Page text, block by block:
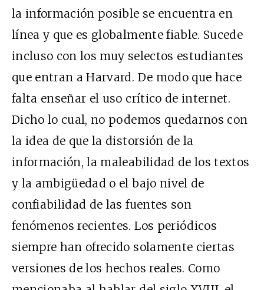
la información posible se encuentra en
línea y que es globalmente fiable. Sucede
incluso con los muy selectos estudiantes
que entran a Harvard. De modo que hace
falta enseñar el uso crítico de internet.
Dicho lo cual, no podemos quedarnos con
la idea de que la distorsión de la
información, la maleabilidad de los textos
y la ambigüedad o el bajo nivel de
confiabilidad de las fuentes son
fenómenos recientes. Los periódicos
siempre han ofrecido solamente ciertas
versiones de los hechos reales. Como